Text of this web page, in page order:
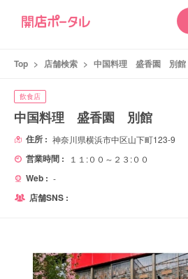
Top > 店舗検索 > 中国料理 盛香園 別館
飲食店
中国料理 盛香園 別館
住所 : 神奈川県横浜市中区山下町123-9
営業時間 : １１:００～２３:００
Web : -
店舗SNS :